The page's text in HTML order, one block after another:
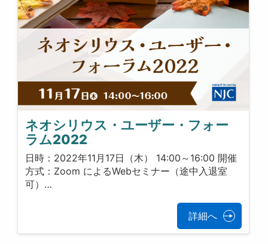
ネオシリウス・ユーザー・フォー
ラム2022
日時：2022年11月17日（木） 14:00～16:00 開催
方式：Zoom によるWebセミナー（途中入退室
可）…
詳細へ